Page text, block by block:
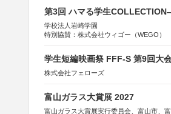
第3回 ハマる学生
学校法人岩崎学園
特別協賛：株式会社ウィゴー（WEGO）
学生短編映画祭 FFF-S 第9回大
株式会社フェローズ
富山ガラス大賞展 2027
富山ガラス大賞展実行委員会、富山市、